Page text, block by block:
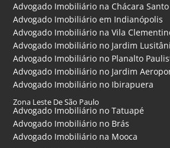
Advogado Imobiliário na Chácara
Advogado Imobiliário em Indianópolis
Advogado Imobiliário na Vila
Advogado Imobiliário no Jardim
Advogado Imobiliário no Planalto
Advogado Imobiliário no Jardim
Advogado Imobiliário no Ibirapuera
Zona Leste De São Paulo
Advogado Imobiliário no Tatuapé
Advogado Imobiliário no Brás
Advogado Imobiliário na Mooca